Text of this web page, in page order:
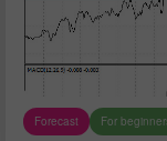
Forecast For